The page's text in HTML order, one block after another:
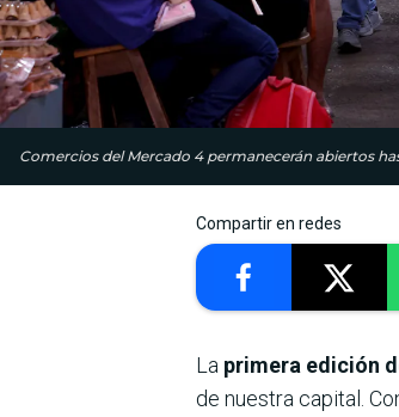
Comercios del Mercado 4 permanecerán abiertos
Compartir en redes
La primera edición
de nuestra capital.